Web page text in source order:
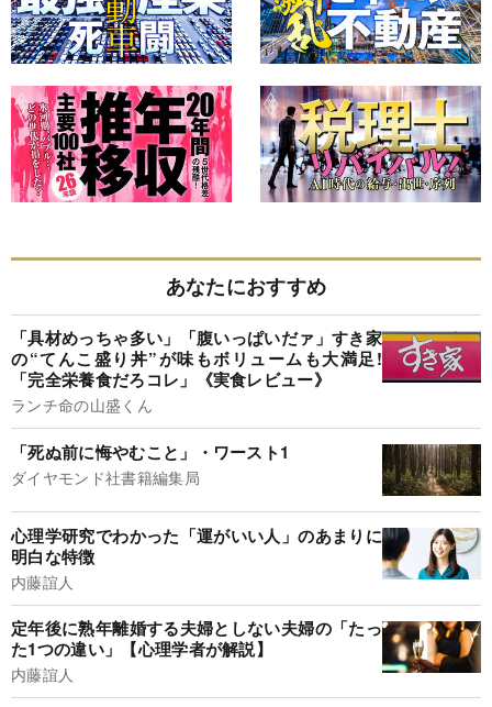
あなたにおすすめ
「具材めっちゃ多い」「腹いっぱいだァ」すき家
の“てんこ盛り丼”が味もボリュームも大満足!
「完全栄養食だろコレ」《実食レビュー》
ランチ命の山盛くん
「死ぬ前に悔やむこと」・ワースト1
ダイヤモンド社書籍編集局
心理学研究でわかった「運がいい人」のあまりに
明白な特徴
内藤誼人
定年後に熟年離婚する夫婦としない夫婦の「たっ
た1つの違い」【心理学者が解説】
内藤誼人